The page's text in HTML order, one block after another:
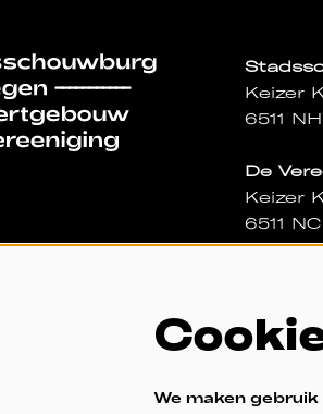
Keizer
6511
De
Keizer
6511
024
We maken